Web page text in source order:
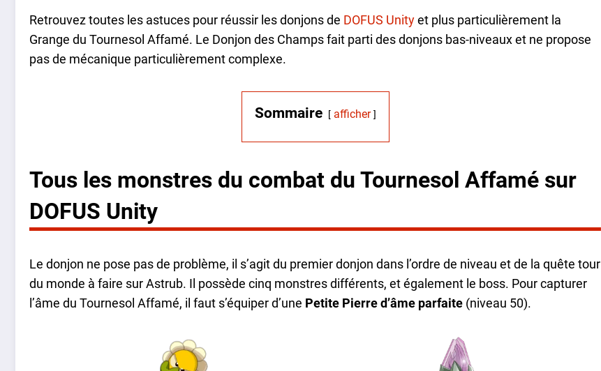
Retrouvez toutes les astuces pour réussir les donjons de DOFUS Unityet plus particulièrement la
Grange du Tournesol Affamé. Le Donjon des Champs fait parti des donjons bas-niveaux et ne propose
pas de mécanique particulièrement complexe.
Sommaire afficher
Tous les monstres du combat du Tournesol Affamé sur
DOFUS Unity
Le donjon ne pose pas de problème, il s’agit du premier donjon dans l’ordre de niveau et de la quête tour
du monde à faire sur Astrub. Il possède cinq monstres différents, et également le boss. Pour capturer
l’âme du Tournesol Affamé, il faut s’équiper d’une Petite Pierre d’âme parfaite (niveau 50).